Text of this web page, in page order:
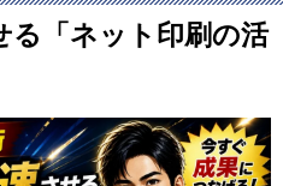
る「ネット印刷の活